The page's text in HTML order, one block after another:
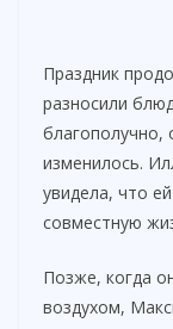
Праздник
разносили
благополучно,
изменилось.
увидела, что
совместную
Позже, когда
воздухом,